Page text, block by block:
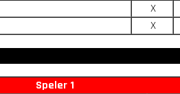
X
X
Speler 1